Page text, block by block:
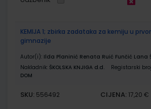
KEMIJA 1; zbirka zadataka za kemiju u
gimnazije
Autor(i): Ilda Planinić Renata Ruić Funčić Lana
Nakladnik: ŠKOLSKA KNJIGA d.d. Registarski
DOM
SKU: 556492 CIJENA: 17,20 €